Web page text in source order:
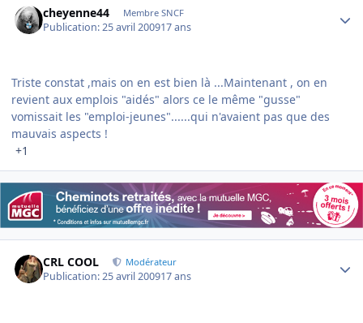
cheyenne44 Membre SNCF
Publication:25 avril 200917 ans
Triste constat ,mais on en est bien là ...Maintenant , on en
revient aux emplois "aidés" alors ce le même "gusse"
vomissait les "emploi-jeunes"......qui n'avaient pas que des
mauvais aspects !
+1
CRL COOL Modérateur
Publication:25 avril 200917 ans